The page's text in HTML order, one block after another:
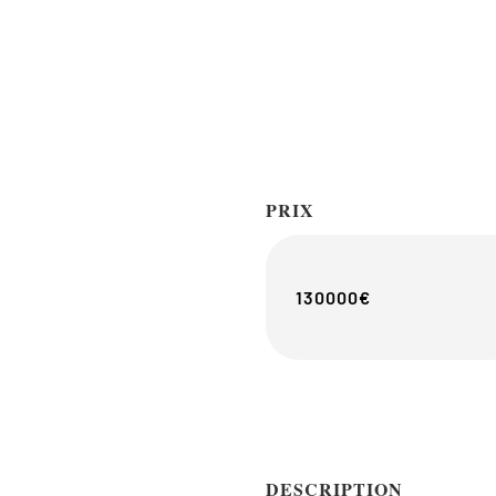
PRIX
130000€
DESCRIPTION